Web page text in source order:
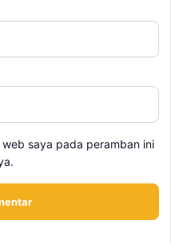
saya pada peramban ini
Belasan Penumpang,